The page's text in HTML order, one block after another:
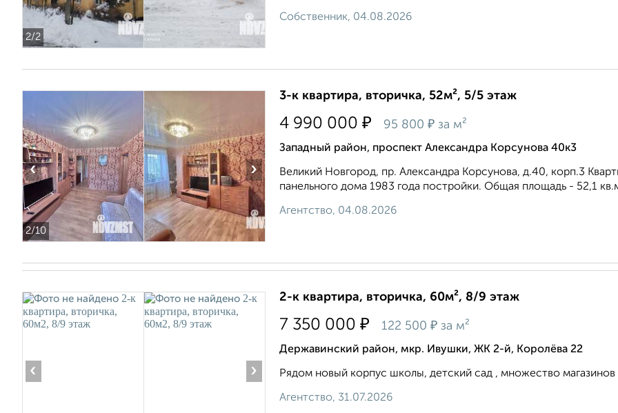
2/2
Собственник, 04.08.2026
2/10
‹ ›
3-к квартира, вторичка, 52м², 5/5 этаж
4 990 000 ₽ 95 800 ₽ за м²
Западный район, проспект Александра Корсунова 40к3
Великий Новгород, пр. Александра Корсунова, д.40, корп.3
панельного дома 1983 года постройки. Общая площадь - 52,1
Агентство, 04.08.2026
‹ ›
2-к квартира, вторичка, 60м², 8/9 этаж
7 350 000 ₽ 122 500 ₽ за м²
Державинский район, мкр. Ивушки, ЖК 2-й, Королёва 22
Рядом новый корпус школы, детский сад , множество магазинов
Агентство, 31.07.2026